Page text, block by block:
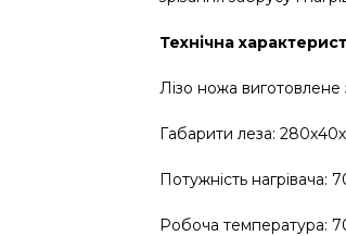
Технічна
Лізо ножа виготовлене
Габарити леза:
Потужність нагрівача:
Робоча температура: